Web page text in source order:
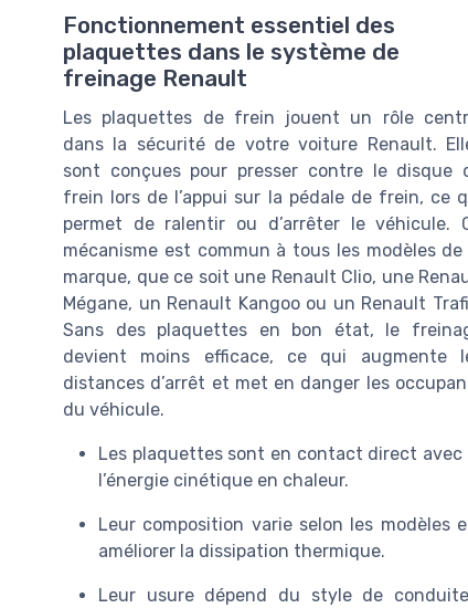
Fonctionnement essentiel des
plaquettes dans le système de
freinage Renault
Les plaquettes de frein jouent un rôle
dans la sécurité de votre voiture Renault.
sont conçues pour presser contre le disque
frein lors de l’appui sur la pédale de frein, ce
permet de ralentir ou d’arrêter le véhicule.
mécanisme est commun à tous les modèles de
marque, que ce soit une Renault Clio, une
Mégane, un Renault Kangoo ou un Renault
Sans des plaquettes en bon état, le
devient moins efficace, ce qui augmente
distances d’arrêt et met en danger les
du véhicule.
Les plaquettes sont en contact direct
l’énergie cinétique en chaleur.
Leur composition varie selon les
améliorer la dissipation thermique.
Leur usure dépend du style de